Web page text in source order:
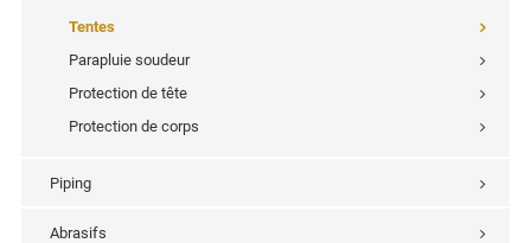
Tentes
Parapluie soudeur
Protection de tête
Protection de corps
Piping
Abrasifs